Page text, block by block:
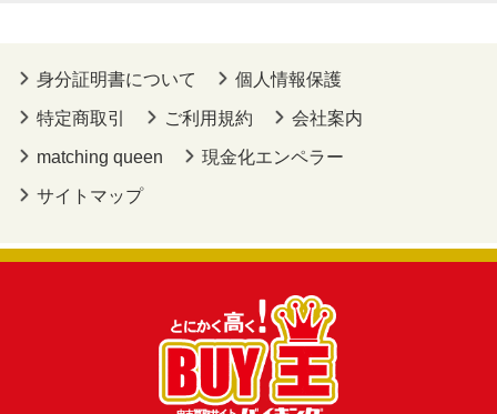
身分証明書について 個人情報保護
特定商取引 ご利用規約 会社案内
matching queen 現金化エンペラー
サイトマップ